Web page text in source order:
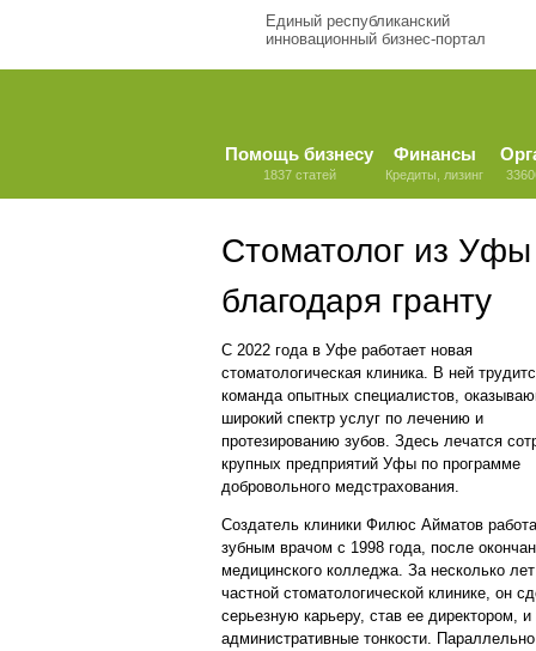
Единый республиканский
инновационный бизнес-портал
Помощь бизнесу
1837 статей
Финансы
Кредиты, лизинг
Стоматолог из Уфы
благодаря гранту
С 2022 года в Уфе работает новая
стоматологическая клиника. В ней
команда опытных специалистов,
широкий спектр услуг по лечению и
протезированию зубов. Здесь лечатся
крупных предприятий Уфы по программе
добровольного медстрахования.
Создатель клиники Филюс Айматов
зубным врачом с 1998 года, после
медицинского колледжа. За несколько
частной стоматологической клинике, он
серьезную карьеру, став ее директором, и
административные тонкости.